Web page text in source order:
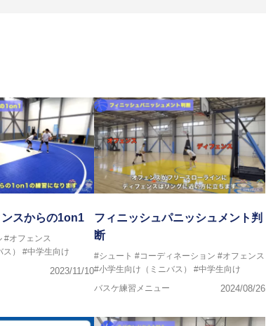
コーチ
コーチ
プアドバイザリーコーチ
コーチ
コーチ
トコーチ
スからの1on1
#オフェンス
）
#中学生向け
2023/11/10
フィニッシュパニッシュメント判
断
#シュート #コーディネーション #オフェンス
#小学生向け（ミニバス）
#中学生向け
バスケ練習メニュー
2024/08/26